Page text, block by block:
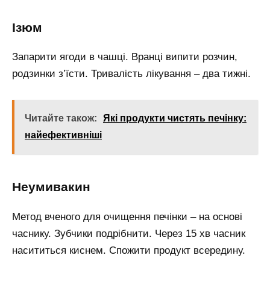
Ізюм
Запарити ягоди в чашці. Вранці випити розчин,
родзинки з’їсти. Тривалість лікування – два тижні.
Читайте також:
Які продукти чистять печінку:
найефективніші
Неумивакин
Метод вченого для очищення печінки – на основі
часнику. Зубчики подрібнити. Через 15 хв часник
насититься киснем. Спожити продукт всередину.